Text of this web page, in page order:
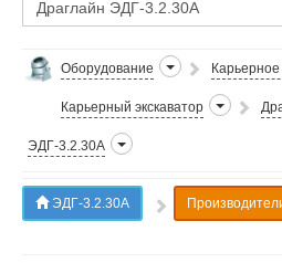
Оборудование
Карьерный экскаватор
ЭДГ-3.2.30А
ЭДГ-3.2.30А